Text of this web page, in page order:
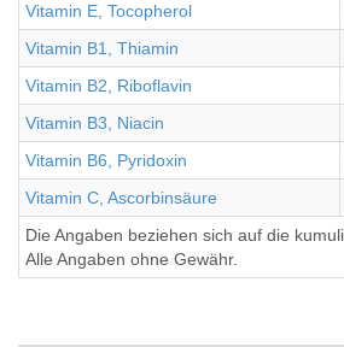
Vitamin E, Tocopherol
Vitamin B1, Thiamin
Vitamin B2, Riboflavin
Vitamin B3, Niacin
Vitamin B6, Pyridoxin
Vitamin C, Ascorbinsäure
Die Angaben beziehen sich auf die
Alle Angaben ohne Gewähr.